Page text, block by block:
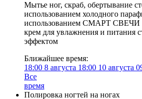
Мытье ног, скраб, обертывание
использованием холодного
использованием СМАРТ СВЕЧИ
крем для увлажнения и питания
эффектом
Ближайшее время:
18:00 8 августа 18:00 10 августа
Все
время
Полировка ногтей на ногах